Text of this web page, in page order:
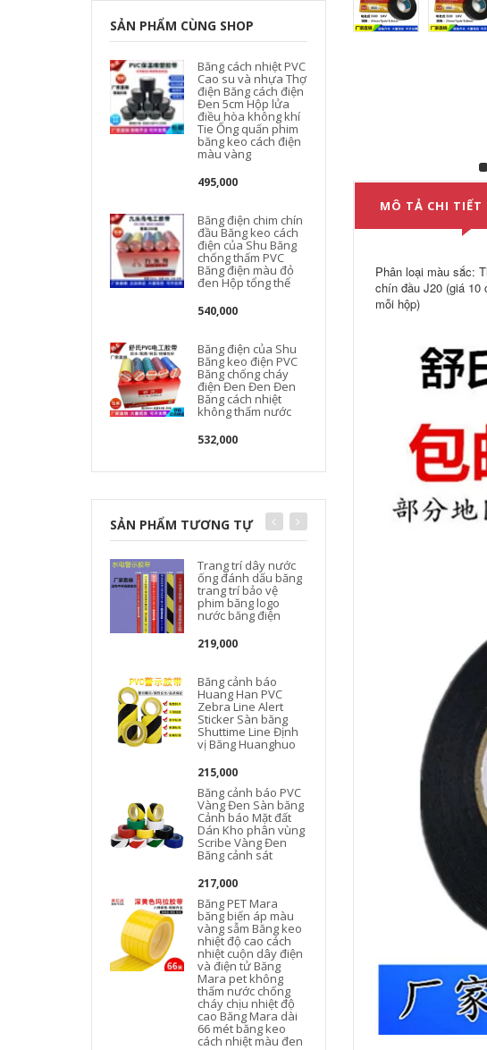
SẢN PHẨM CÙNG SHOP
Băng cách nhiệt PVC
Cao su và nhựa Thợ
điện Băng cách điện
Đen 5cm Hộp lửa
điều hòa không khí
Tie Ống quấn phim
băng keo cách điện
màu vàng
495,000
Băng điện chim chín
đầu Băng keo cách
điện của Shu Băng
chống thấm PVC
Băng điện màu đỏ
đen Hộp tổng thể
540,000
Băng điện của Shu
Băng keo điện PVC
Băng chống cháy
điện Đen Đen Đen
Băng cách nhiệt
không thấm nước
532,000
SẢN PHẨM TƯƠNG TỰ
Trang trí dây nước
ống đánh dấu băng
trang trí bảo vệ
phim băng logo
nước băng điện
219,000
Băng cảnh báo
Huang Han PVC
Zebra Line Alert
Sticker Sàn băng
Shuttime Line Định
vị Băng Huanghuo
215,000
Băng cảnh báo PVC
Vàng Đen Sàn băng
Cảnh báo Mặt đất
Dán Kho phân vùng
Scribe Vàng Đen
Băng cảnh sát
217,000
Băng PET Mara
băng biến áp màu
vàng sẫm Băng keo
nhiệt độ cao cách
nhiệt cuộn dây điện
và điện tử Băng
Mara pet không
thấm nước chống
cháy chịu nhiệt độ
cao Băng Mara dài
66 mét băng keo
cách nhiệt màu đen
liệu tai nghe xe
dây đai cố định
nhiệt độ cố định
độ Băng cách
mạnh có thể bị xé
bằng tay, kéo căng
băng vải thủy tinh
cách nhiệt
303,000
Băng dính đen
vải axetat Băng
nhiệt độ cao
điện Màn hình
Dây điện ô tô
keo cố định axit
axetic băng keo
cách nhiệt chống
Băng axetat,
đen, sửa chữa
nhiệt ở nhiệt độ
băng đặc biệt,
năng chịu kéo,
có thể xé bằng
dây nịt xe hơi,
MÔ TẢ CHI TIẾT
Phân loại màu sắc:
chín đầu J20 (giá 10
mỗi hộp)